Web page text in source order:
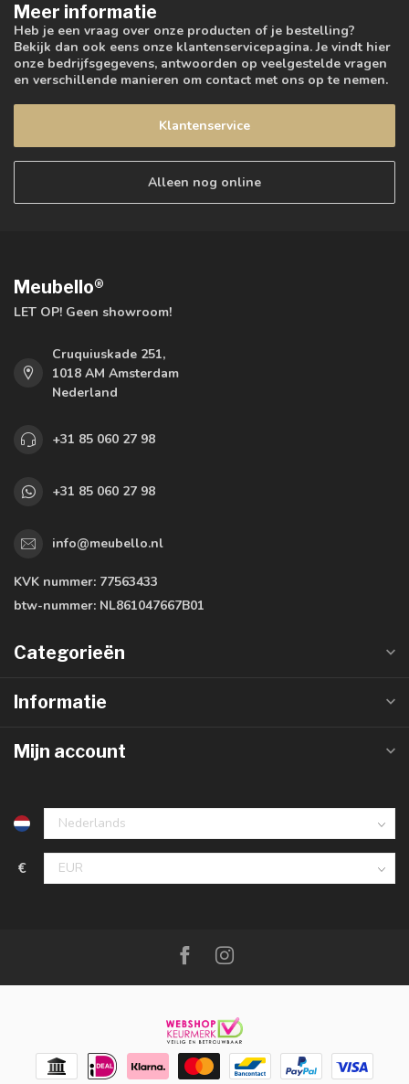
Meer informatie
Heb je een vraag over onze producten of je bestelling?
Bekijk dan ook eens onze klantenservicepagina. Je vindt hier
onze bedrijfsgegevens, antwoorden op veelgestelde vragen
en verschillende manieren om contact met ons op te nemen.
Klantenservice
Alleen nog online
Meubello®
LET OP! Geen showroom!
Cruquiuskade 251,
1018 AM Amsterdam
Nederland
+31 85 060 27 98
+31 85 060 27 98
info@meubello.nl
KVK nummer: 77563433
btw-nummer: NL861047667B01
Categorieën
Informatie
Mijn account
€